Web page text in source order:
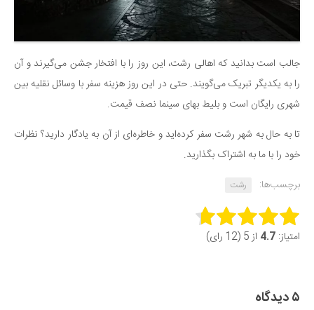
جالب است بدانید که اهالی رشت، این روز را با افتخار جشن می‌گیرند و آن
را به یکدیگر تبریک می‌گویند. حتی در این روز هزینه سفر با وسائل نقلیه بین
شهری رایگان است و بلیط بهای سینما نصف قیمت.
تا به حال به شهر رشت سفر کرده‌اید و خاطره‌ای از آن به یادگار دارید؟ نظرات
خود را با ما به اشتراک بگذارید.
برچسب‌ها:
رشت
Rate this item:
امتیاز: 4.7 از 5 (12 رای)
۵ دیدگاه